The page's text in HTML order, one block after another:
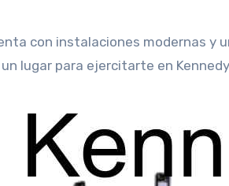
con instalaciones modernas y
lugar para ejercitarte en